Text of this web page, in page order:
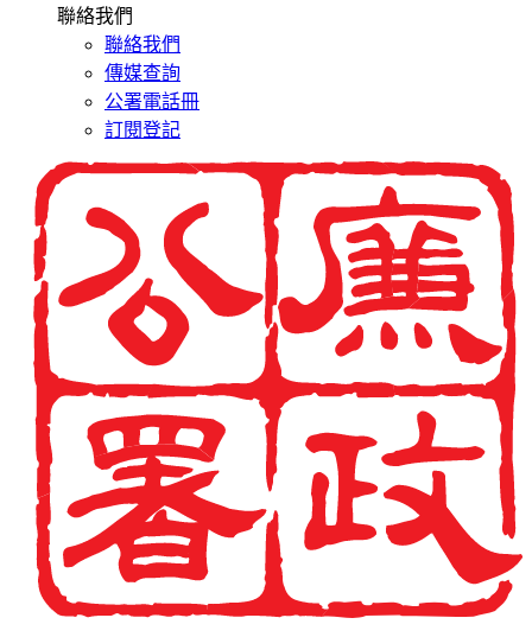
聯絡我們
聯絡我們
傳媒查詢
公署電話冊
訂閱登記